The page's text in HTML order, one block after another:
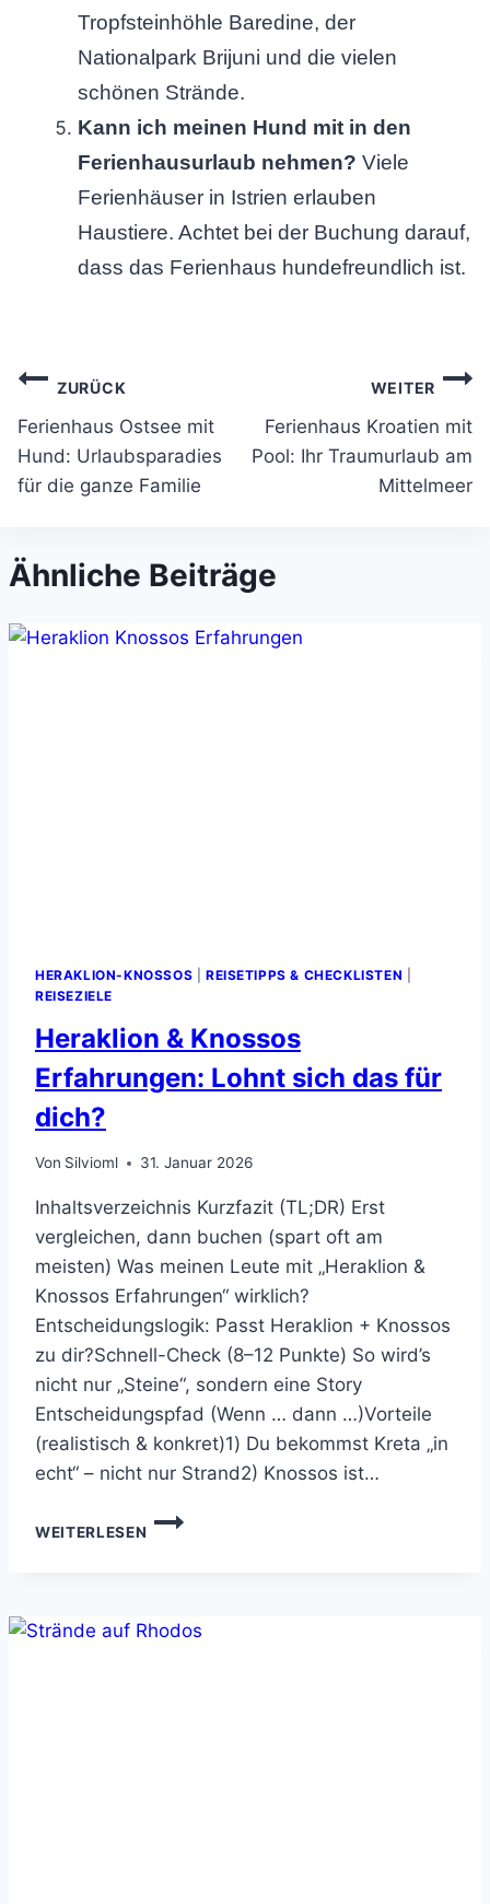
Tropfsteinhöhle Baredine, der
Nationalpark Brijuni und die vielen
schönen Strände.
Kann ich meinen Hund mit in den
Ferienhausurlaub nehmen? Viele
Ferienhäuser in Istrien erlauben
Haustiere. Achtet bei der Buchung darauf,
dass das Ferienhaus hundefreundlich ist.
Beitragsnavigation
ZURÜCK
Ferienhaus Ostsee mit
Hund: Urlaubsparadies
für die ganze Familie
WEITER
Ferienhaus Kroatien mit
Pool: Ihr Traumurlaub am
Mittelmeer
Ähnliche Beiträge
HERAKLION-KNOSSOS REISETIPPS & CHECKLISTEN
REISEZIELE
Heraklion & Knossos
Erfahrungen: Lohnt sich das für
dich?
Von Silvioml 31. Januar 2026
Inhaltsverzeichnis Kurzfazit (TL;DR) Erst
vergleichen, dann buchen (spart oft am
meisten) Was meinen Leute mit „Heraklion &
Knossos Erfahrungen“ wirklich?
Entscheidungslogik: Passt Heraklion + Knossos
zu dir?Schnell-Check (8–12 Punkte) So wird’s
nicht nur „Steine“, sondern eine Story
Entscheidungspfad (Wenn … dann …)Vorteile
(realistisch & konkret)1) Du bekommst Kreta „in
echt“ – nicht nur Strand2) Knossos ist…
WEITERLESEN
HERAKLION
SICH